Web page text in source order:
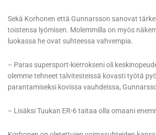
Sekä Korhonen että Gunnarsson sanovat
toistensa lyömisen. Molemmilla on myös
luokassa he ovat suhteessa vahvempia.
– Paras supersport-kierrokseni oli
olemme tehneet talvitesteissä kovasti työtä
parantamiseksi kovissa vauhdeissa,
– Lisäksi Tuukan ER-6 taitaa olla omaani